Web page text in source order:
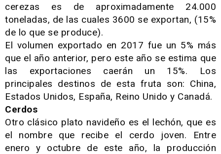
cerezas es de aproximadamente 24.000
toneladas, de las cuales 3600 se exportan, (15%
de lo que se produce).
El volumen exportado en 2017 fue un 5% más
que el año anterior, pero este año se estima que
las exportaciones caerán un 15%. Los
principales destinos de esta fruta son: China,
Estados Unidos, España, Reino Unido y Canadá.
Cerdos
Otro clásico plato navideño es el lechón, que es
el nombre que recibe el cerdo joven. Entre
enero y octubre de este año, la producción